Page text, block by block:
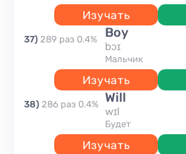
Изучать
37) 289 раз 0.4% boy
bɔɪ
мальчик
Изучать
38) 286 раз 0.4% will
wɪl
будет
Изучать